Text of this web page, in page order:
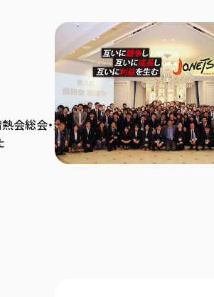
熱会総会・懇親会】を開催い